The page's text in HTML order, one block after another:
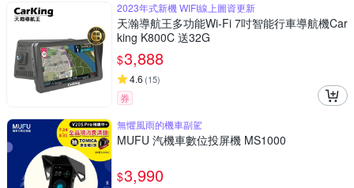
2023年式新機 WIFI線上圖資更新
天瀚導航王多功能Wi-Fi 7吋智能行車導航機Car
king K800C 送32G
$3,888
4.6 (15)
券
無懼風雨的機車副駕
MUFU 汽機車數位投屏機 MS1000
$3,990